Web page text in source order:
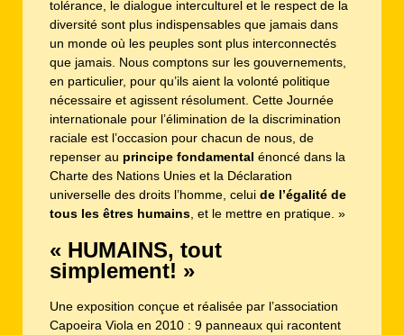
tolérance, le dialogue interculturel et le respect de la
diversité sont plus indispensables que jamais dans
un monde où les peuples sont plus interconnectés
que jamais. Nous comptons sur les gouvernements,
en particulier, pour qu’ils aient la volonté politique
nécessaire et agissent résolument. Cette Journée
internationale pour l’élimination de la discrimination
raciale est l’occasion pour chacun de nous, de
repenser au principe fondamental énoncé dans la
Charte des Nations Unies et la Déclaration
universelle des droits l’homme, celui de l’égalité de
tous les êtres humains , et le mettre en pratique. »
« HUMAINS, tout
simplement! »
Une exposition conçue et réalisée par l’association
Capoeira Viola en 2010 : 9 panneaux qui racontent